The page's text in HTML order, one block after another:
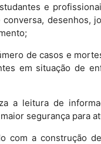
e
desenhos,
de casos e
em situação de
a leitura de
segurança para
com a construção